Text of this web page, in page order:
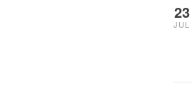
23
JUL